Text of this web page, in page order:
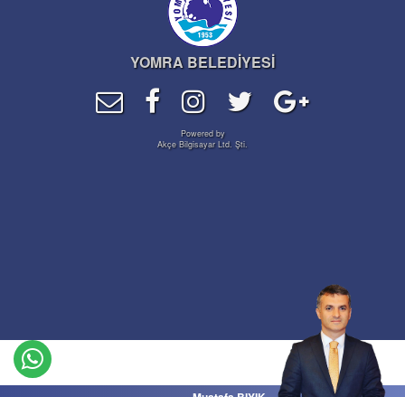
YOMRA BELEDİYESİ
Powered by
Akçe Bilgisayar Ltd. Şti.